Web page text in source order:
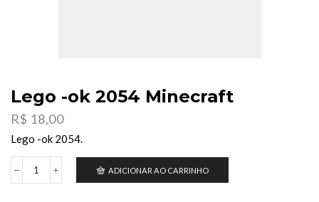
Lego -ok 2054 Minecraft
R$ 18,00
Lego -ok 2054.
Lego
ADICIONAR AO CARRINHO